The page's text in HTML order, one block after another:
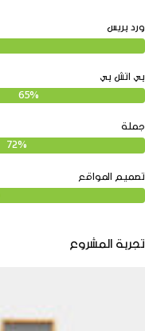
ورد بريس
بي اتش بي
65%
جملة
72%
تصميم المواقع
تجربة المشروع